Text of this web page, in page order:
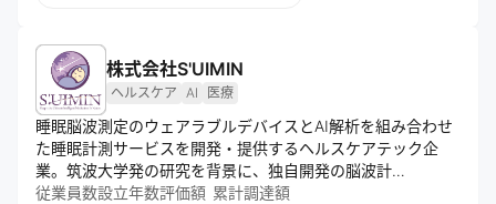
株式会社S'UIMIN
ヘルスケア AI 医療
睡眠脳波測定のウェアラブルデバイスとAI解析を組み合わせ
た睡眠計測サービスを開発・提供するヘルスケアテック企
業。筑波大学発の研究を背景に、独自開発の脳波計
「InSomnograf®」により在宅での高精度な睡眠測定を可能
従業員数設立年数評価額 累計調達額